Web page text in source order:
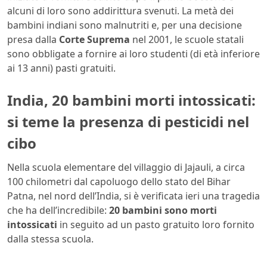
alcuni di loro sono addirittura svenuti. La metà dei
bambini indiani sono malnutriti e, per una decisione
presa dalla Corte Suprema nel 2001, le scuole statali
sono obbligate a fornire ai loro studenti (di età inferiore
ai 13 anni) pasti gratuiti.
India, 20 bambini morti intossicati:
si teme la presenza di pesticidi nel
cibo
Nella scuola elementare del villaggio di Jajauli, a circa
100 chilometri dal capoluogo dello stato del Bihar
Patna, nel nord dell’India, si è verificata ieri una tragedia
che ha dell’incredibile: 20 bambini sono morti
intossicati in seguito ad un pasto gratuito loro fornito
dalla stessa scuola.